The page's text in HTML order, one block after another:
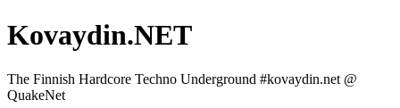
Kovaydin.NET
The Finnish Hardcore Techno Underground #kovaydin.net @
QuakeNet